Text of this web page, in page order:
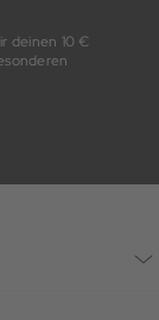
deinen 10 €